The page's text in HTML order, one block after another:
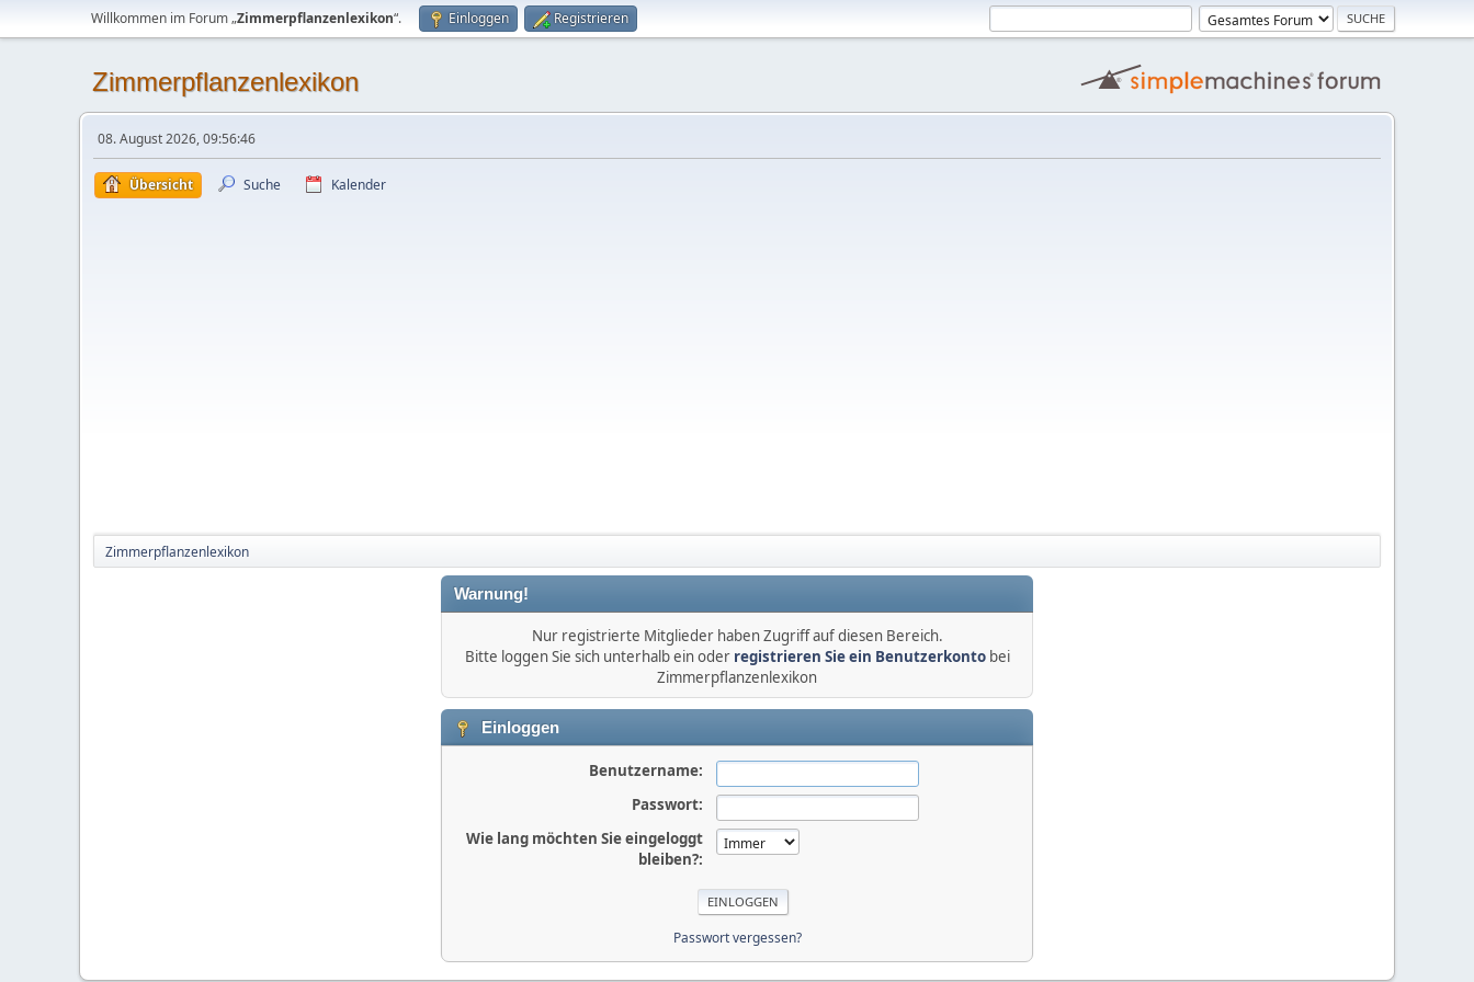
Willkommen im Forum „Zimmerpflanzenlexikon“. Einloggen Registrieren
Zimmerpflanzenlexikon
08. August 2026, 09:56:46
Übersicht Suche Kalender
Zimmerpflanzenlexikon
Warnung!
Nur registrierte Mitglieder haben Zugriff auf diesen Bereich.
Bitte loggen Sie sich unterhalb ein oder registrieren Sie ein Benutzerkontobei
Zimmerpflanzenlexikon
Einloggen
Benutzername:
Passwort:
Wie lang möchten Sie eingeloggt
bleiben?:
Passwort vergessen?